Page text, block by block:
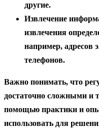
другие.
Извлечение
извлечения
например, адресов
телефонов.
Важно понимать, что
достаточно сложными и
помощью практики и
использовать для